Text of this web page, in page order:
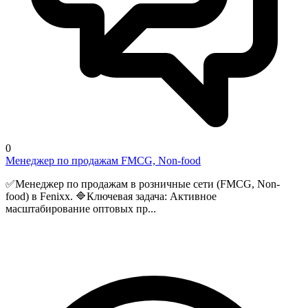
0
Менеджер по продажам FMCG, Non-food
✅Менеджер по продажам в розничные сети (FMCG, Non-
food) в Fenixx. 🔷Ключевая задача: Активное
масштабирование оптовых пр...